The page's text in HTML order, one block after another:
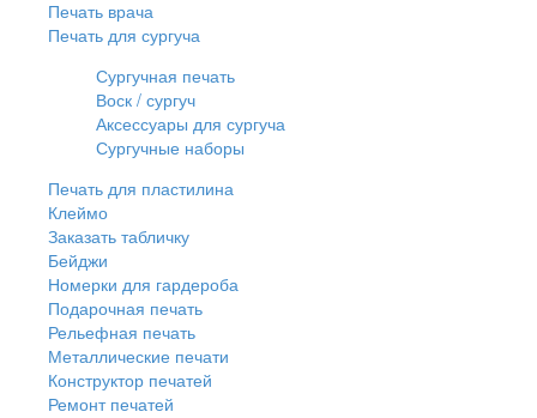
Печать врача
Печать для сургуча
Сургучная печать
Воск / сургуч
Аксессуары для сургуча
Сургучные наборы
Печать для пластилина
Клеймо
Заказать табличку
Бейджи
Номерки для гардероба
Подарочная печать
Рельефная печать
Металлические печати
Конструктор печатей
Ремонт печатей